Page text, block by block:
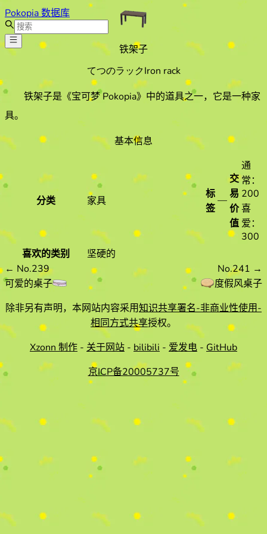
Pokopia 数据库
铁架子
てつのラックIron rack
铁架子是《宝可梦 Pokopia》中的道具之一，它是一种家
具。
基本信息
分类 家具
标
签
—
交
易
价
值
通
常：
200
喜
爱：
300
喜欢的类别
坚硬的
← No.239
可爱的桌子
No.241 →
度假风桌子
除非另有声明，本网站内容采用知识共享署名-非商业性使用-
相同方式共享授权。
Xzonn 制作 - 关于网站 - bilibili - 爱发电 - GitHub
京ICP备20005737号